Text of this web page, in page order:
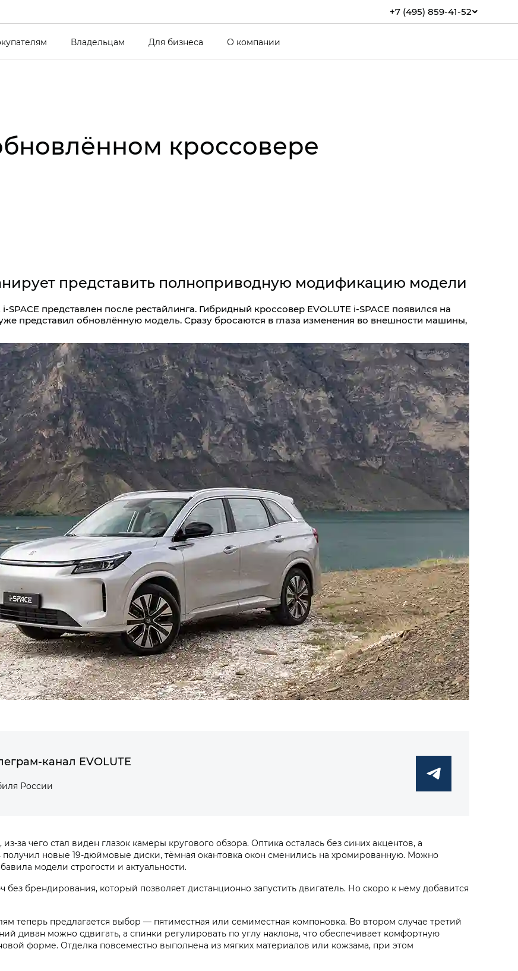
+7 (495) 859-41-52
Владельцам Для бизнеса О компании
кроссовере
представить полноприводную модификацию модели
представлен после рестайлинга. Гибридный кроссовер EVOLUTE i‑SPACE появился на
представил обновлённую модель. Сразу бросаются в глаза изменения во внешности машины,
канал EVOLUTE
России
чего стал виден глазок камеры кругового обзора. Оптика осталась без синих акцентов, а
получил новые 19-дюймовые диски, тёмная окантовка окон сменились на хромированную. Можно
модели строгости и актуальности.
брендирования, который позволяет дистанционно запустить двигатель. Но скоро к нему добавится
теперь предлагается выбор — пятиместная или семиместная компоновка. Во втором случае третий
диван можно сдвигать, а спинки регулировать по углу наклона, что обеспечивает комфортную
форме. Отделка повсеместно выполнена из мягких материалов или кожзама, при этом